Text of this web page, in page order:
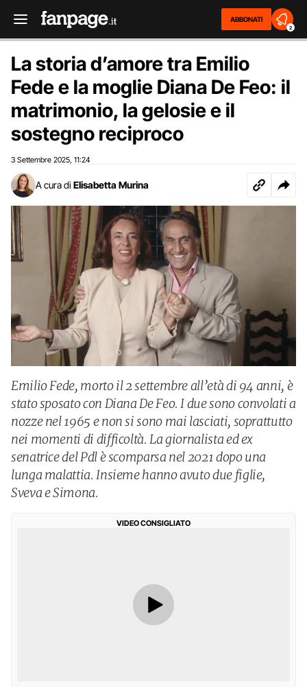
ABBONATI
2
La storia d’amore tra Emilio
Fede e la moglie Diana De Feo: il
matrimonio, la gelosie e il
sostegno reciproco
3 Settembre 2025 11:24
A cura di Elisabetta Murina
Emilio Fede, morto il 2 settembre all’età di 94 anni, è
stato sposato con Diana De Feo. I due sono convolati a
nozze nel 1965 e non si sono mai lasciati, soprattutto
nei momenti di difficoltà. La giornalista ed ex
senatrice del Pdl è scomparsa nel 2021 dopo una
lunga malattia. Insieme hanno avuto due figlie,
Sveva e Simona.
VIDEO CONSIGLIATO